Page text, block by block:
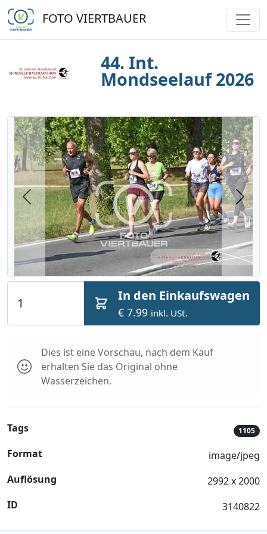
FOTO VIERTBAUER
44. Int.
Mondseelauf 2026
Previous Next
In den Einkaufswagen
€ 7.99 inkl. USt.
Dies ist eine Vorschau, nach dem Kauf
erhalten Sie das Original ohne
Wasserzeichen.
Tags 1105
Format
image/jpeg
Auflösung
2992 x 2000
ID
3140822